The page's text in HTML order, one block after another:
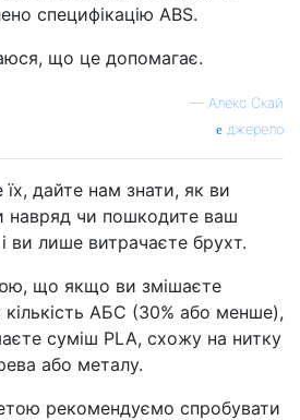
специфікацію ABS.
що це допомагає.
— Алекс Скай
джерело
їх, дайте нам знати, як ви
навряд чи пошкодите ваш
ви лише витрачаєте брухт.
що якщо ви змішаєте
кількість АБС (30% або менше),
суміш PLA, схожу на нитку
або металу.
рекомендуємо спробувати